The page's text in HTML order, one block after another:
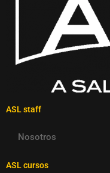
ASL staff
Nosotros
ASL cursos